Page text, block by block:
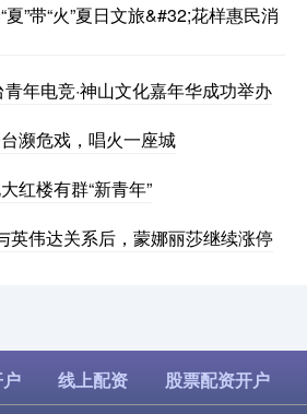
”带“火”夏日文旅&#32;花样惠民消
年电竞·神山文化嘉年华成功举办
濒危戏，唱火一座城
红楼有群“新青年”
英伟达关系后，蒙娜丽莎继续涨停
线上配资 股票配资开户